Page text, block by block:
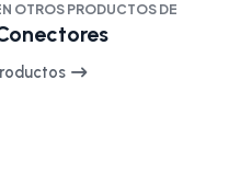
OTROS PRODUCTOS DE